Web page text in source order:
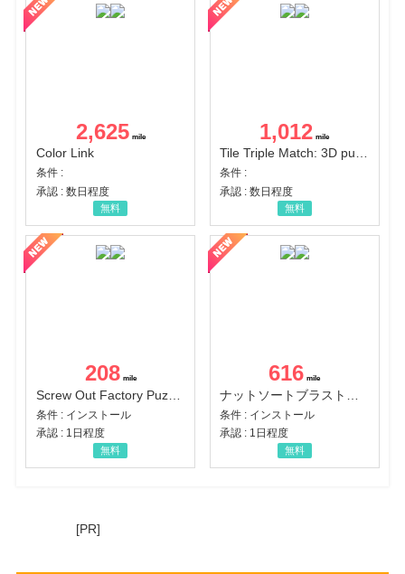
2,625
Color Link
条件 :
承認 : 数日程度
無料
1,012
Tile Triple Match: 3D puzzle
条件 :
承認 : 数日程度
無料
208
Screw Out Factory Puzzle 3D（経験値バーのマイルストーンを5にする（ユーザーレベル5に到達する））（Android）
条件 : インストール
承認 : 1日程度
無料
616
条件 : インストール
承認 : 1日程度
無料
[PR]